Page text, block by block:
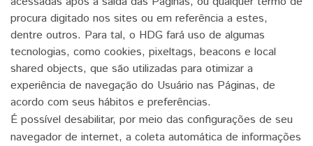
procura digitado nos sites ou em referência a estes,
dentre outros. Para tal, o HDG fará uso de algumas
tecnologias, como cookies, pixeltags, beacons e local
shared objects, que são utilizadas para otimizar a
experiência de navegação do Usuário nas Páginas, de
acordo com seus hábitos e preferências.
É possível desabilitar, por meio das configurações de seu
navegador de internet, a coleta automática de informações